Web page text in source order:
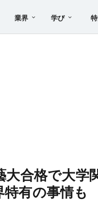
業界 学び
合格で大学
有の事情も